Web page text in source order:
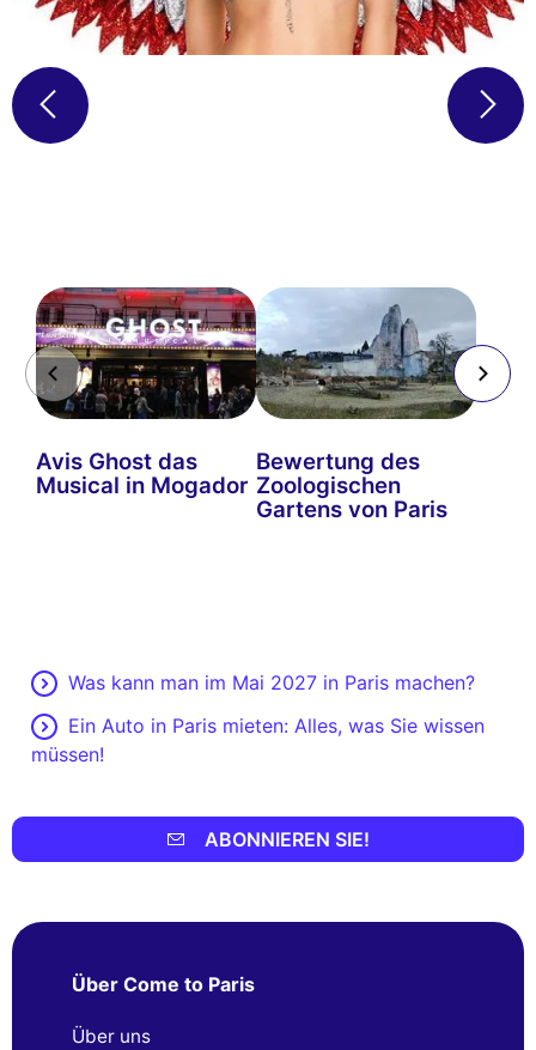
Avis Ghost das
Musical in Mogador
Bewertung des
Zoologischen
Gartens von Paris
Was kann man im Mai 2027 in Paris machen?
Ein Auto in Paris mieten: Alles, was Sie wissen
müssen!
ABONNIEREN SIE!
Über Come to Paris
Über uns